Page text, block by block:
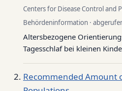
Centers for Disease Control and
Behördeninformation ·
Altersbezogene
Tagesschlaf bei kleinen
Recommended Amount